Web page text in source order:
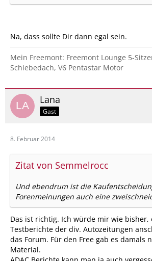
Na, dass sollte Dir dann egal sein.
Mein Freemont: Freemont Lounge 5-
Schiebedach, V6 Pentastar Motor
Lana
Gast
8. Februar 2014
Zitat von Semmelrocc
Und ebendrum ist die
Forenmeinungen auch eine
Das ist richtig. Ich würde mir wie bisher,
Testberichte der div. Autozeitungen
das Forum. Für den Free gab es damals
Material.